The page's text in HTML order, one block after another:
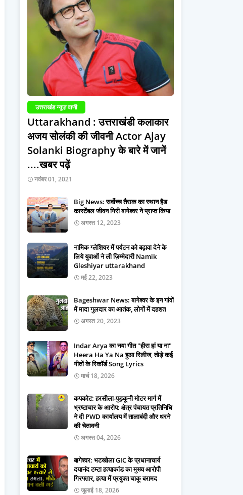
उत्तराखंड न्यूज़ वाणी
Uttarakhand : उत्तराखंडी कलाकार
अजय सोलंकी की जीवनी Actor Ajay
Solanki Biography के बारे में जानें
....खबर पढ़ें
नवंबर 01, 2021
Big News: सर्वोच्च तैराक का स्थान हैड
कास्टेंबल जीवन गिरी बागेश्वर ने प्राप्त किया
अगस्त 12, 2023
नामिक ग्लेशियर में पर्यटन को बढ़ावा देने के
लिये युवाओं ने ली ज़िम्मेदारी Namik
Gleshiyar uttarakhand
मई 22, 2023
Bageshwar News: बागेश्वर के इन गांवों
में मादा गुलदार का आतंक, लोगों में दहशत
अगस्त 20, 2023
Indar Arya का नया गीत "हीरा हां या ना"
Heera Ha Ya Na हुआ रिलीज, तोड़े कई
गीतों के रिकॉर्ड Song Lyrics
मार्च 18, 2026
कपकोट: हरसीला-पुड़कूनी मोटर मार्ग में
भ्रष्टाचार के आरोप: क्षेत्र पंचायत प्रतिनिधि
ने दी PWD कार्यालय में तालाबंदी और धरने
की चेतावनी
अगस्त 04, 2026
बागेश्वर: भटखोला GIC के प्रधानाचार्य
दयानंद टम्टा हत्याकांड का मुख्य आरोपी
गिरफ्तार, हत्या में प्रयुक्त चाकू बरामद
जुलाई 18, 2026